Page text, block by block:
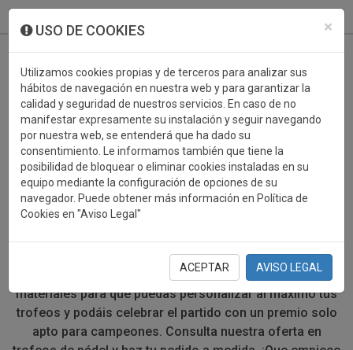
×
USO DE COOKIES
Utilizamos cookies propias y de terceros para analizar sus
hábitos de navegación en nuestra web y para garantizar la
calidad y seguridad de nuestros servicios. En caso de no
manifestar expresamente su instalación y seguir navegando
por nuestra web, se entenderá que ha dado su
consentimiento. Le informamos también que tiene la
posibilidad de bloquear o eliminar cookies instaladas en su
equipo mediante la configuración de opciones de su
navegador. Puede obtener más información en Política de
Cookies en "Aviso Legal"
ACEPTAR AVISO LEGAL
PADEL
¿Organizando una competición de pádel? Para que tu
palas, la pelota, la pista... y los trofeos para los
ganadores. Escoge entre distintos tamaños, formas y
materiales para que puedas personalizar al máximo tus
trofeos y podáis celebrar el partido con un premio solo
apto para campeones. Consulta nuestra oferta en